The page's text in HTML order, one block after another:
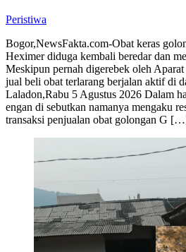
Peristiwa
Bogor,NewsFakta.com-Obat keras
Heximer diduga kembali beredar dan
Meskipun pernah digerebek oleh
jual beli obat terlarang berjalan aktif di
Laladon,Rabu 5 Agustus 2026 Dalam
engan di sebutkan namanya mengaku
transaksi penjualan obat golongan G